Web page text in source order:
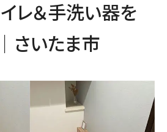
レ＆手洗い器を
さいたま市